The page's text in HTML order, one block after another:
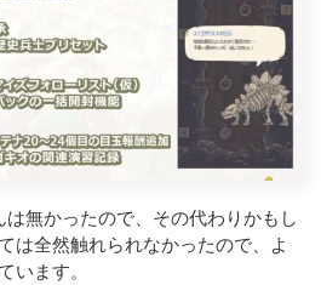
無かったので、その代わりかもし
は全然触れられなかったので、よ
います。